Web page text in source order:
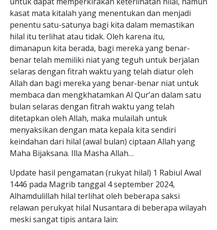
kasat mata kitalah yang menentukan dan menjadi
penentu satu-satunya bagi kita dalam memastikan
hilal itu terlihat atau tidak. Oleh karena itu,
dimanapun kita berada, bagi mereka yang benar-
benar telah memiliki niat yang teguh untuk berjalan
selaras dengan fitrah waktu yang telah diatur oleh
Allah dan bagi mereka yang benar-benar niat untuk
membaca dan mengkhatamkan Al Qur’an dalam satu
bulan selaras dengan fitrah waktu yang telah
ditetapkan oleh Allah, maka mulailah untuk
menyaksikan dengan mata kepala kita sendiri
keindahan dari hilal (awal bulan) ciptaan Allah yang
Maha Bijaksana. Illa Masha Allah…
Update hasil pengamatan (rukyat hilal) 1 Rabiul Awal
1446 pada Magrib tanggal 4 september 2024,
Alhamdulillah hilal terlihat oleh beberapa saksi
relawan perukyat hilal Nusantara di beberapa wilayah
meski sangat tipis antara lain: